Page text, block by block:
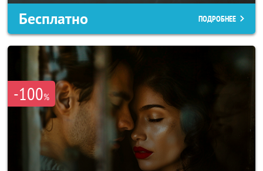
Бесплатно ПОДРОБНЕЕ
-100%